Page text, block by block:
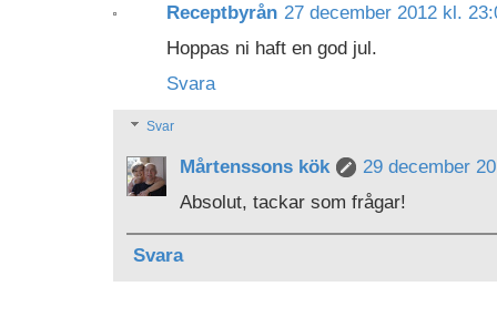
Receptbyrån 27 december 2012 kl.
Hoppas ni haft en god jul.
Svara
Svar
Mårtenssons kök
29 december
Absolut, tackar som frågar!
Svara